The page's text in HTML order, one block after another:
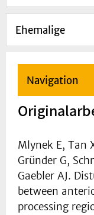
Ehemalige
Navigation
Mlynek E, Tan
Gründer G,
Gaebler AJ.
between
processing